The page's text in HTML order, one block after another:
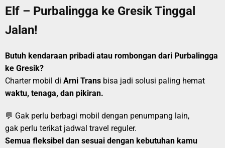
Elf – Purbalingga ke Gresik Tinggal
Jalan!
Butuh kendaraan pribadi atau rombongan dari Purbalingga
ke Gresik?
Charter mobil di Arni Trans bisa jadi solusi paling hemat
waktu, tenaga, dan pikiran.
💬 Gak perlu berbagi mobil dengan penumpang lain,
gak perlu terikat jadwal travel reguler.
Semua fleksibel dan sesuai dengan kebutuhan kamu